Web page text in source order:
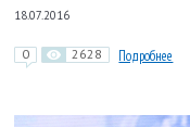
18.07.2016
0 2628 Подробнее